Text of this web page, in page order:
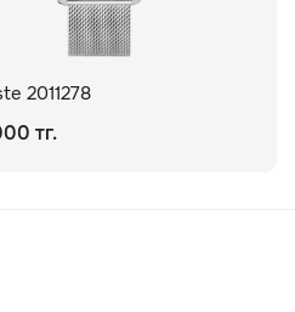
2011278
тг.